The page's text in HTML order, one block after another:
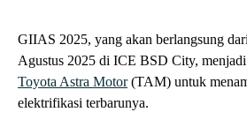
GIIAS 2025, yang akan berlangsung
Agustus 2025 di ICE BSD City,
Toyota Astra Motor(TAM) untuk
elektrifikasi terbarunya.